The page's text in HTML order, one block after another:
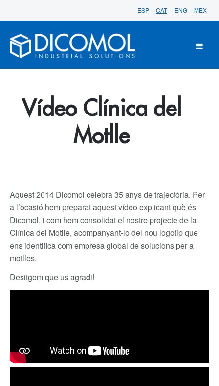
ESP CAT ENG MEX
Vídeo Clínica del
Motlle
Aquest 2014 Dicomol celebra 35 anys de trajectòria. Per
a l’ocasió hem preparat aquest vídeo explicant què és
Dicomol, i com hem consolidat el nostre projecte de la
Clínica del Motlle, acompanyant-lo del nou logotip que
ens identifica com empresa global de solucions per a
motlles.
Desitgem que us agradi!